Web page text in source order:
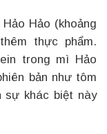
Hảo (khoảng
thực phẩm.
trong mì Hảo
bản như tôm
sự khác biệt này